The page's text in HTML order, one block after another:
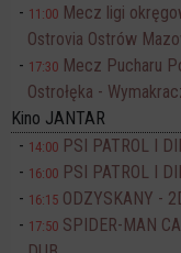
11:00 Mecz ligi
Ostrovia Ostrów
17:30 Mecz Pucharu
Ostrołęka -
Kino JANTAR
14:00 PSI PATROL I
16:00 PSI PATROL I
16:15 ODZYSKANY -
17:50 SPIDER-MAN